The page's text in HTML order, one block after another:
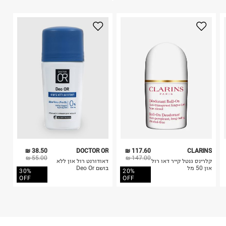
3. מוצרי טיפוח ניתן להחזיר סגורים באריזתם המקורית
טרמינל איקס אונליין בע"מ
קריית שדה התעופה
38.50 ₪
55.00 ₪
30%
OFF
DOCTOR OR
דאודורנט רול און ללא
בושם Deo Or
117.60 ₪
147.00 ₪
20%
OFF
CLARINS
קלרינס גנטל קייר דאו רול
און 50 מל